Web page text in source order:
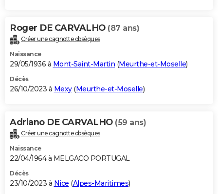
Roger DE CARVALHO (87 ans)
Créer une cagnotte obsèques
Naissance
29/05/1936 à Mont-Saint-Martin (Meurthe-et-Moselle)
Décès
26/10/2023 à Mexy(Meurthe-et-Moselle)
Adriano DE CARVALHO (59 ans)
Créer une cagnotte obsèques
Naissance
22/04/1964 à MELGACO PORTUGAL
Décès
23/10/2023 à Nice (Alpes-Maritimes)